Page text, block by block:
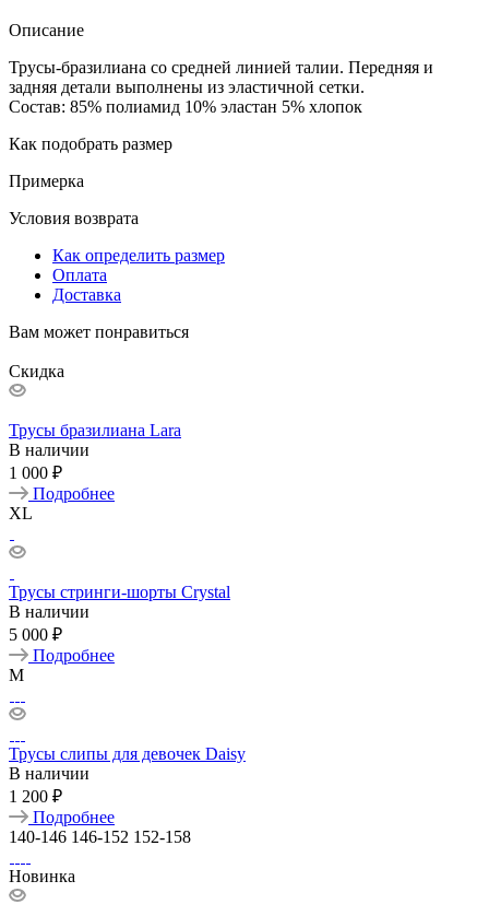
Описание
Трусы-бразилиана со средней линией талии. Передняя и
задняя детали выполнены из эластичной сетки.
Состав: 85% полиамид 10% эластан 5% хлопок
Как подобрать размер
Примерка
Условия возврата
Как определить размер
Оплата
Доставка
Вам может понравиться
Скидка
Трусы бразилиана Lara
В наличии
1 000 ₽
Подробнее
XL
Трусы стринги-шорты Crystal
В наличии
5 000 ₽
Подробнее
M
Трусы слипы для девочек Daisy
В наличии
1 200 ₽
Подробнее
140-146 146-152 152-158
Новинка